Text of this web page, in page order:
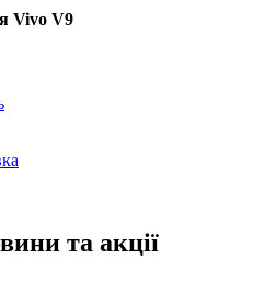
Vivo V9
та акції